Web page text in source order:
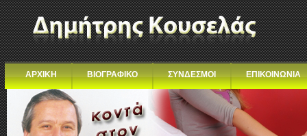
ΑΡΧΙΚΗ ΒΙΟΓΡΑΦΙΚΟ ΣΥΝΔΕΣΜΟΙ ΕΠΙΚΟΙΝΩΝΙΑ